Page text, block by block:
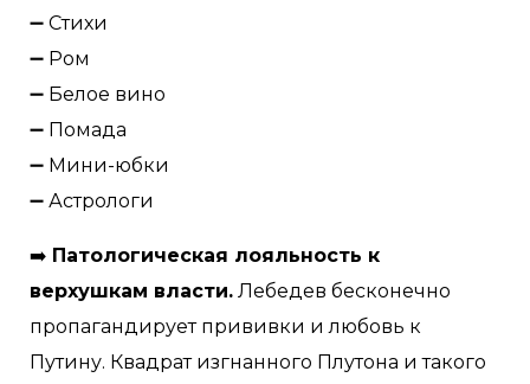
➖ Стихи
➖ Ром
➖ Белое вино
➖ Помада
➖ Мини-юбки
➖ Астрологи
➡️ Патологическая лояльность к
верхушкам власти. Лебедев бесконечно
пропагандирует прививки и любовь к
Путину. Квадрат изгнанного Плутона и такого